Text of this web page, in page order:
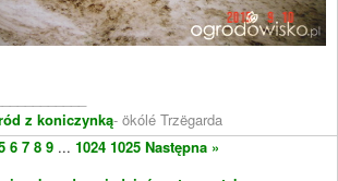
z koniczynką- ökólé Trzëgarda
6 7 8 9 ... 1024 1025 Następna »